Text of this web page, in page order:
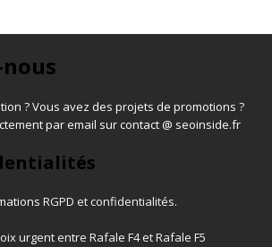
? Vous avez des projets de promotions ?
par email sur contact @ seoinside.fr
RGPD et confidentialités.
urgent entre Rafale F4 et Rafale F5